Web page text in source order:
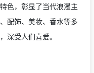
色，彰显了当代浪漫主
配饰、美妆、香水等多
深受人们喜爱。